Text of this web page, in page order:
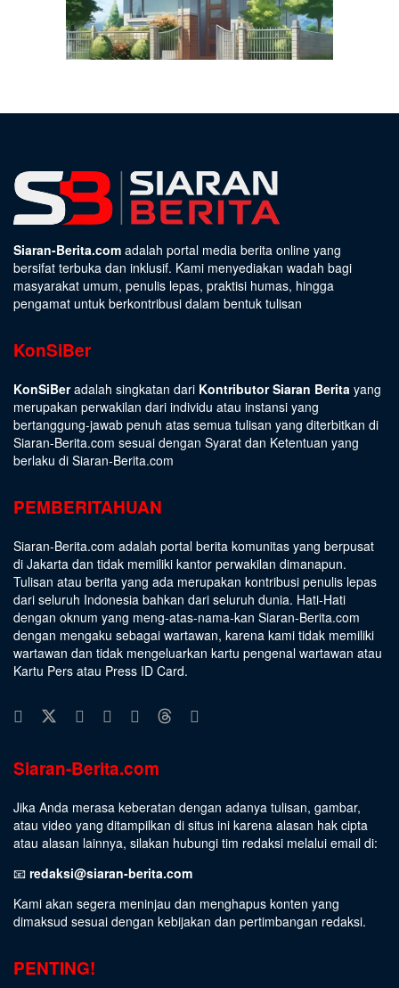
Siaran-Berita.com adalah portal media berita online yang
bersifat terbuka dan inklusif. Kami menyediakan wadah bagi
masyarakat umum, penulis lepas, praktisi humas, hingga
pengamat untuk berkontribusi dalam bentuk tulisan
KonSiBer
KonSiBeradalah singkatan dari Kontributor Siaran Berita yang
merupakan perwakilan dari individu atau instansi yang
bertanggung-jawab penuh atas semua tulisan yang diterbitkan di
Siaran-Berita.com sesuai dengan Syarat dan Ketentuan yang
berlaku di Siaran-Berita.com
PEMBERITAHUAN
Siaran-Berita.com adalah portal berita komunitas yang berpusat
di Jakarta dan tidak memiliki kantor perwakilan dimanapun.
Tulisan atau berita yang ada merupakan kontribusi penulis lepas
dari seluruh Indonesia bahkan dari seluruh dunia. Hati-Hati
dengan oknum yang meng-atas-nama-kan Siaran-Berita.com
dengan mengaku sebagai wartawan, karena kami tidak memiliki
wartawan dan tidak mengeluarkan kartu pengenal wartawan atau
Kartu Pers atau Press ID Card.
Siaran-Berita.com
Jika Anda merasa keberatan dengan adanya tulisan, gambar,
atau video yang ditampilkan di situs ini karena alasan hak cipta
atau alasan lainnya, silakan hubungi tim redaksi melalui email di:
📧 redaksi@siaran-berita.com
Kami akan segera meninjau dan menghapus konten yang
dimaksud sesuai dengan kebijakan dan pertimbangan redaksi.
PENTING!